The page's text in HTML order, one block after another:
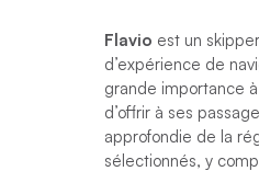
Flavio est un
d’expérience de
grande importance
d’offrir à ses
approfondie de la
sélectionnés, y